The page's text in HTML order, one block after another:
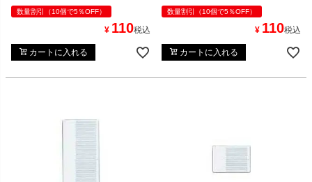
数量割引（10個で5％OFF）
¥ 110税込
カートに入れる
数量割引（10個で5％OFF）
¥ 110税込
カートに入れる